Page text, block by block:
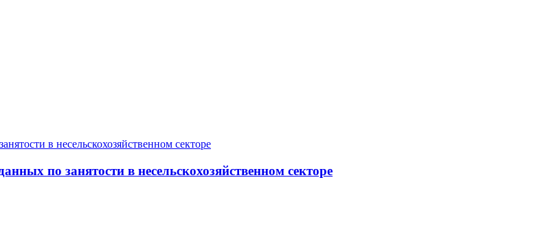
по занятости в несельскохозяйственном секторе